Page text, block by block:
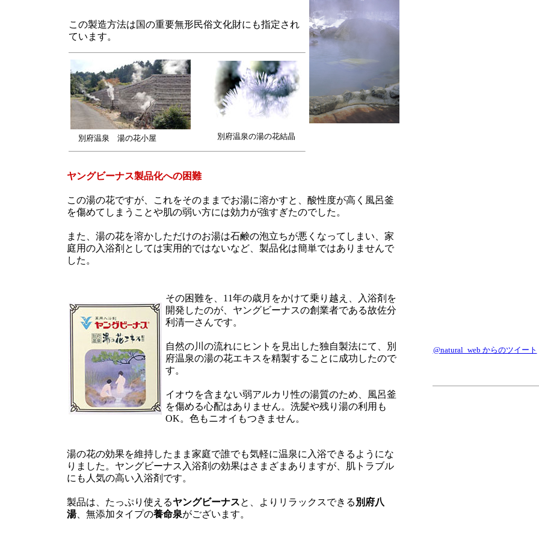
この製造方法は国の重要無形民俗文化財にも指定され
ています。
別府温泉 湯の花小屋 別府温泉の湯の花結晶
ヤングビーナス製品化への困難
この湯の花ですが、これをそのままでお湯に溶かすと、酸性度が高く風呂釜
を傷めてしまうことや肌の弱い方には効力が強すぎたのでした。
また、湯の花を溶かしただけのお湯は石鹸の泡立ちが悪くなってしまい、家
庭用の入浴剤としては実用的ではないなど、製品化は簡単ではありませんで
した。
その困難を、11年の歳月をかけて乗り越え、入浴剤を
開発したのが、ヤングビーナスの創業者である故佐分
利清一さんです。
自然の川の流れにヒントを見出した独自製法にて、別
府温泉の湯の花エキスを精製することに成功したので
す。
イオウを含まない弱アルカリ性の湯質のため、風呂釜
を傷める心配はありません。洗髪や残り湯の利用も
OK。色もニオイもつきません。
湯の花の効果を維持したまま家庭で誰でも気軽に温泉に入浴できるようにな
りました。ヤングビーナス入浴剤の効果はさまざまありますが、肌トラブル
にも人気の高い入浴剤です。
製品は、たっぷり使えるヤングビーナスと、よりリラックスできる 別府八
湯、無添加タイプの養命泉がございます。
@natural_web からのツイート